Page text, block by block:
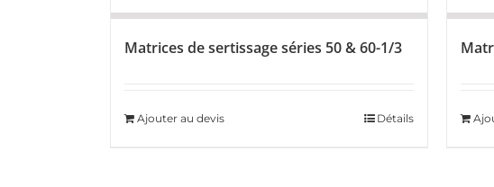
Matrices de sertissage séries 50 & 60-1/3
Ajouter au devis Détails